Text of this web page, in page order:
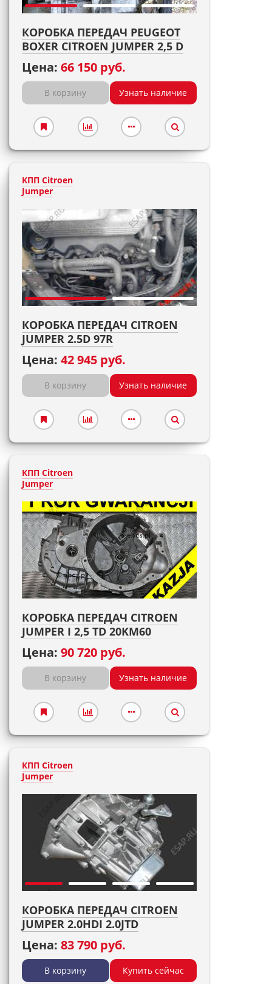
КОРОБКА ПЕРЕДАЧ PEUGEOT
BOXER CITROEN JUMPER 2,5 D
Цена: 66 150 руб.
В корзину Узнать наличие
КПП Citroen
Jumper
КОРОБКА ПЕРЕДАЧ CITROEN
JUMPER 2.5D 97R
Цена: 42 945 руб.
В корзину Узнать наличие
КПП Citroen
Jumper
КОРОБКА ПЕРЕДАЧ CITROEN
JUMPER I 2,5 TD 20KM60
Цена: 90 720 руб.
В корзину Узнать наличие
КПП Citroen
Jumper
КОРОБКА ПЕРЕДАЧ CITROEN
JUMPER 2.0HDI 2.0JTD
Цена: 83 790 руб.
В корзину Купить сейчас